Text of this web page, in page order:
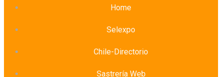
Home
Selexpo
Chile-Directorio
Sastrería Web